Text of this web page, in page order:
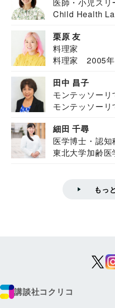
Child Health
栗原 友
料理家
料理家 2005年
田中 昌子
モンテッソー
ズハウス研究所
モンテッソー
細田 千尋
医学博士・認
東北大学加齢
もっ
講談社コクリコ